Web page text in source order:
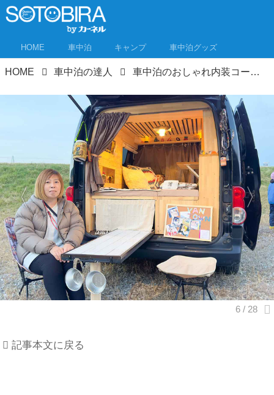
HOME 車中泊 キャンプ 車中泊グッズ
HOME 車中泊の達人 車中泊のおしゃれ内装コーデ実例集！「いつかこうしたい！」車内インテリアが詰まってる！
記事本文に戻る